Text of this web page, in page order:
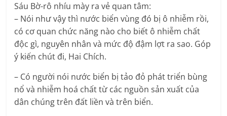
Sáu Bờ-rô nhíu mày ra vẻ quan tâm:
– Nói như vậy thì nước biển vùng đó bị ô nhiễm rồi,
có cơ quan chức năng nào cho biết ô nhiễm chất
độc gì, nguyên nhân và mức độ đậm lợt ra sao. Góp
ý kiến chút đi, Hai Chích.
– Có người nói nước biển bị tảo đỏ phát triển bùng
nổ và nhiễm hoá chất từ các nguồn sản xuất của
dân chúng trên đất liền và trên biển.